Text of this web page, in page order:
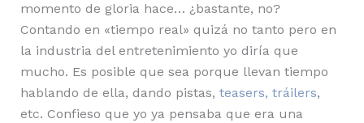
momento de gloria hace… ¿bastante, no?
Contando en «tiempo real» quizá no tanto pero en
la industria del entretenimiento yo diría que
mucho. Es posible que sea porque llevan tiempo
hablando de ella, dando pistas, teasers, tráilers,
etc. Confieso que yo ya pensaba que era una